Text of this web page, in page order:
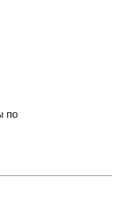
по